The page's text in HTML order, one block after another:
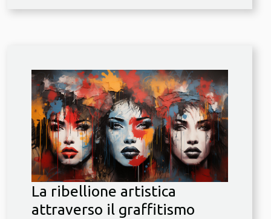
La ribellione artistica
attraverso il graffitismo